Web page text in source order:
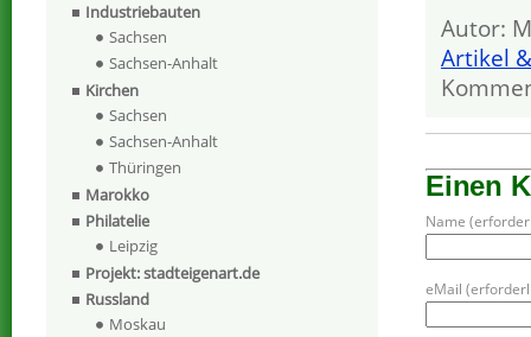
Autor:
Artikel
Einen
Name
eMail
Industriebauten
Sachsen
Sachsen-Anhalt
Kirchen
Sachsen
Sachsen-Anhalt
Thüringen
Marokko
Philatelie
Leipzig
Projekt: stadteigenart.de
Russland
Moskau